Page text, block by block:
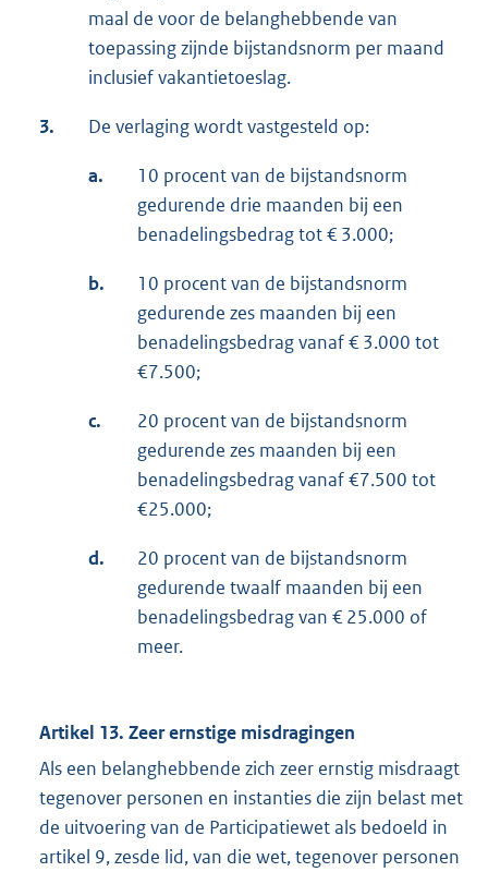
maal de voor de belanghebbende van
toepassing zijnde bijstandsnorm per maand
inclusief vakantietoeslag.
3. De verlaging wordt vastgesteld op:
a.
10 procent van de bijstandsnorm
gedurende drie maanden bij een
benadelingsbedrag tot € 3.000;
b.
10 procent van de bijstandsnorm
gedurende zes maanden bij een
benadelingsbedrag vanaf € 3.000 tot
€7.500;
c.
20 procent van de bijstandsnorm
gedurende zes maanden bij een
benadelingsbedrag vanaf €7.500 tot
€25.000;
d.
20 procent van de bijstandsnorm
gedurende twaalf maanden bij een
benadelingsbedrag van € 25.000 of
meer.
Artikel 13. Zeer ernstige misdragingen
Als een belanghebbende zich zeer ernstig misdraagt
tegenover personen en instanties die zijn belast met
de uitvoering van de Participatiewet als bedoeld in
artikel 9, zesde lid, van die wet, tegenover personen